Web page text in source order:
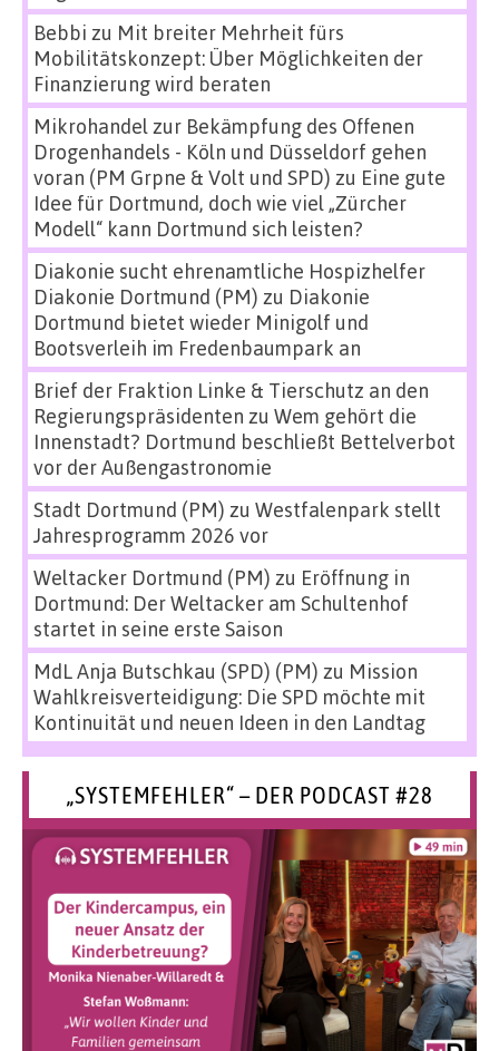
Bebbi zu Mit breiter Mehrheit fürs
Mobilitätskonzept: Über Möglichkeiten der
Finanzierung wird beraten
Mikrohandel zur Bekämpfung des Offenen
Drogenhandels - Köln und Düsseldorf gehen
voran (PM Grpne & Volt und SPD) zu Eine gute
Idee für Dortmund, doch wie viel „Zürcher
Modell“ kann Dortmund sich leisten?
Diakonie sucht ehrenamtliche Hospizhelfer
Diakonie Dortmund (PM) zu Diakonie
Dortmund bietet wieder Minigolf und
Bootsverleih im Fredenbaumpark an
Brief der Fraktion Linke & Tierschutz an den
Regierungspräsidenten zu Wem gehört die
Innenstadt? Dortmund beschließt Bettelverbot
vor der Außengastronomie
Stadt Dortmund (PM) zu Westfalenpark stellt
Jahresprogramm 2026 vor
Weltacker Dortmund (PM) zu Eröffnung in
Dortmund: Der Weltacker am Schultenhof
startet in seine erste Saison
MdL Anja Butschkau (SPD) (PM) zu Mission
Wahlkreisverteidigung: Die SPD möchte mit
Kontinuität und neuen Ideen in den Landtag
„SYSTEMFEHLER“ – DER PODCAST #28